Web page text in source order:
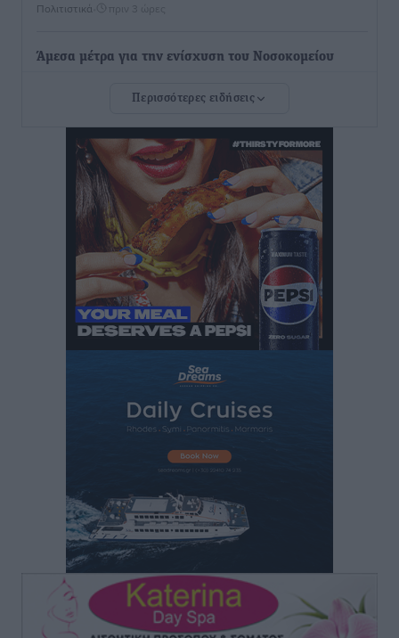
Πολιτιστικά πριν 3 ώρες
Άμεσα μέτρα για την ενίσχυση του Νοσοκομείου
ανακοίνωσε ο Άδωνις Γεωργιάδης
Iατρικός Σύλλογος Ροδου προς Α. Γεωργιάδη:
Στρατηγικές Προτάσεις για την Ενίσχυση της
Δημόσιας Υγείας στη Νησιωτική Ελλάδα και στα
Νοσοκομεία της Γ΄ Ζώνης
Τοπικές Ειδήσεις• πριν 3 ώρες
Πάνθηρες: Ξεκίνησαν αισιόδοξοι για την παρθενική
“πτήση” τους
Αθλητικά• πριν 4 ώρες
Αθλητικά• πριν 4 ώρες
Κλεάνθης: Έτοιμες οι κάρτες διαρκείας της νέας
σεζόν
Αθλητικά πριν 4 ώρες
Περισσότερες ειδήσεις